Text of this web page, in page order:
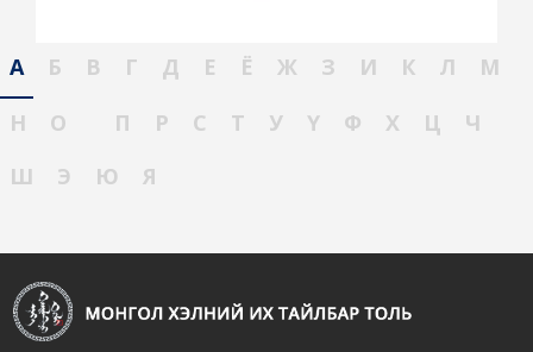
А Б В Г Д Е Ё Ж З И К Л
М
Н
О П Р С Т У Ү Ф Х Ц
Ч
Ш
Э Ю Я